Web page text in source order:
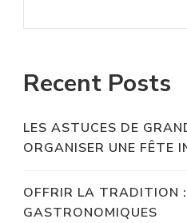
Recent Posts
LES ASTUCES DE
ORGANISER UNE FÊTE
OFFRIR LA TRADITION
GASTRONOMIQUES